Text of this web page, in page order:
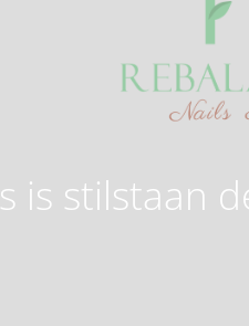
is stilstaan